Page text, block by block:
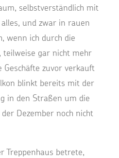
selbstverständlich mit
und zwar in rauen
wenn ich durch die
teilweise gar nicht mehr
zuvor verkauft
blinkt bereits mit der
in den Straßen um die
Dezember noch nicht
Treppenhaus betrete,